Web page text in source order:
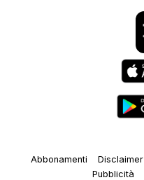
Abbonamenti Disclaimer
Pubblicità